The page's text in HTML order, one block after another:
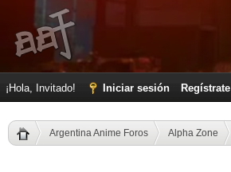
¡Hola, Invitado! Iniciar sesión Regístrate
Argentina Anime Foros Alpha Zone